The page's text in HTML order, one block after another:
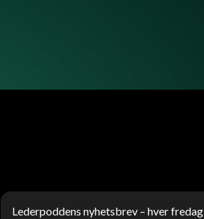
Lederpoddens nyhetsbrev – hver fredag